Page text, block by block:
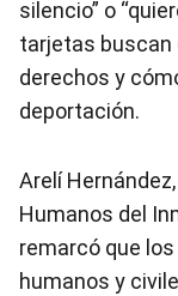
silencio” o
tarjetas buscan
derechos y
deportación.
Arelí
Humanos del
remarcó que
humanos y